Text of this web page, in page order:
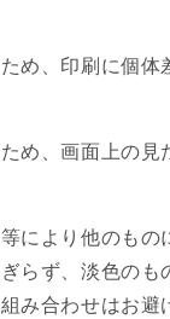
め、印刷に個体
め、画面上の見
により他のもの
らず、淡色のも
み合わせはお避